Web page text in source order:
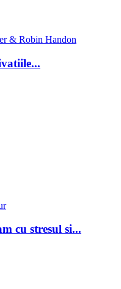
& Robin Handon
cu stresul si...